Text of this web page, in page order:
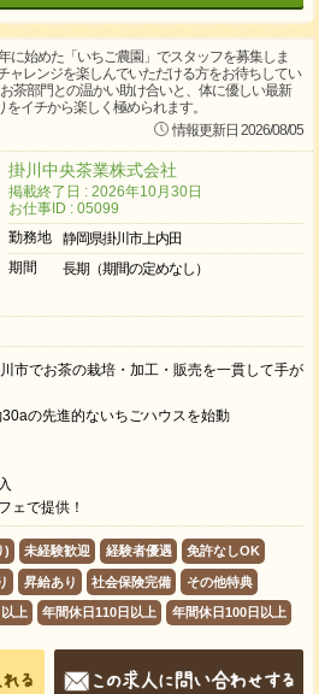
に始めた「いちご農園」でスタッフを募集しま
ャレンジを楽しんでいただける方をお待ちしてい
茶部門との温かい助け合いと、体に優しい最新
イチから楽しく極められます。
情報更新日 2026/08/05
掛川中央茶業株式会社
掲載終了日 : 2026年10月30日
お仕事ID : 05099
勤務地
静岡県掛川市上内田
期間
長期（期間の定めなし）
市でお茶の栽培・加工・販売を一貫して手が
の先進的ないちごハウスを始動
ェで提供！
) 未経験歓迎 経験者優遇 免許なしOK
昇給あり 社会保険完備 その他特典
上 年間休日110日以上 年間休日100日以上